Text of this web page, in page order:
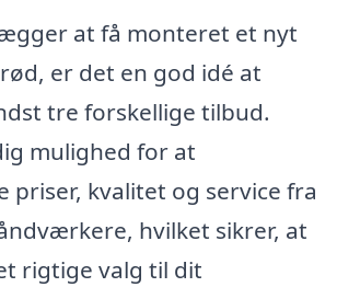
at få monteret et nyt
er det en god idé at
tre forskellige tilbud.
mulighed for at
priser, kvalitet og service fra
hvilket sikrer, at
rigtige valg til dit